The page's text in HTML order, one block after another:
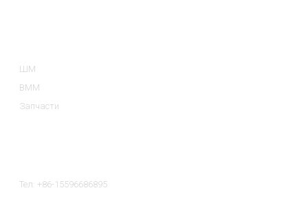
ШМ
ВММ
Запчасти
Тел: +86-15596686895